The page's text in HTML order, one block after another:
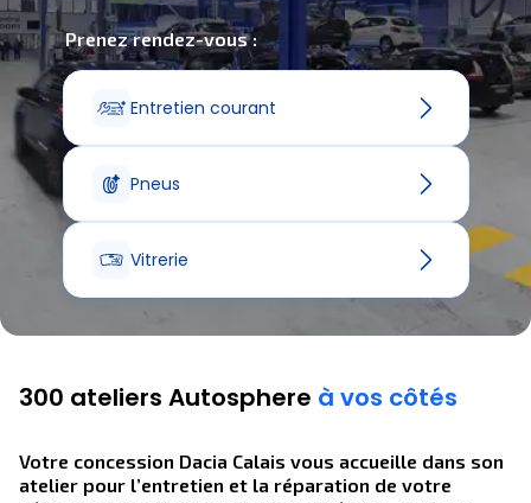
Prenez rendez-vous :
Entretien courant
Pneus
Vitrerie
300 ateliers Autosphere à vos côtés
Votre concession Dacia Calais vous accueille dans son
atelier pour l’entretien et la réparation de votre